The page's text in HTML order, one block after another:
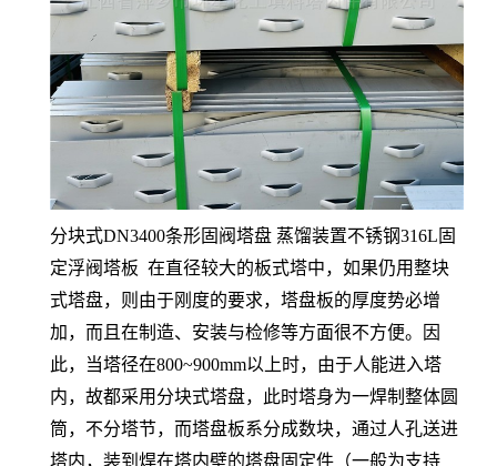
分块式DN3400条形固阀塔盘 蒸馏装置不锈钢316L固
定浮阀塔板 在直径较大的板式塔中，如果仍用整块
式塔盘，则由于刚度的要求，塔盘板的厚度势必增
加，而且在制造、安装与检修等方面很不方便。因
此，当塔径在800~900mm以上时，由于人能进入塔
内，故都采用分块式塔盘，此时塔身为一焊制整体圆
筒，不分塔节，而塔盘板系分成数块，通过人孔送进
塔内，装到焊在塔内壁的塔盘固定件（一般为支持